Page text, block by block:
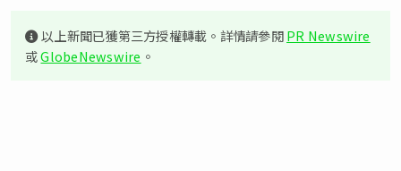
以上新聞已獲第三方授權轉載。詳情請參閱PR Newswire
或GlobeNewswire 。